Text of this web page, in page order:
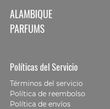
ALAMBIQUE
PARFUMS
Políticas del Servicio
Términos del servicio
Política de reembolso
Política de envíos